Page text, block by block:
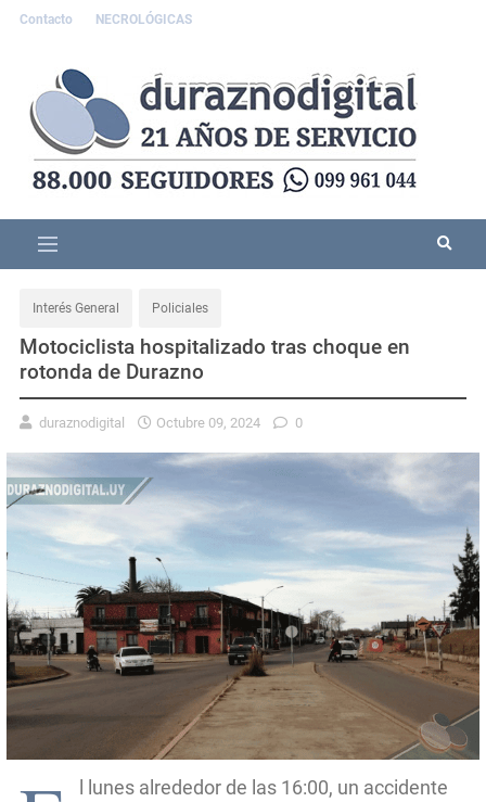
Contacto NECROLÓGICAS
Interés General Policiales
Motociclista hospitalizado tras choque en
rotonda de Durazno
duraznodigital Octubre 09, 2024 0
l lunes alrededor de las 16:00, un accidente